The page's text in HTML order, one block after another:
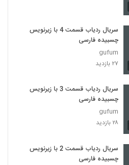
سریال ردیاب قسمت 4 با زیرنویس
چسبیده فارسی
gufum
۲۷ بازدید
سریال ردیاب قسمت 3 با زیرنویس
چسبیده فارسی
gufum
۲۸ بازدید
سریال ردیاب قسمت 2 با زیرنویس
چسبیده فارسی